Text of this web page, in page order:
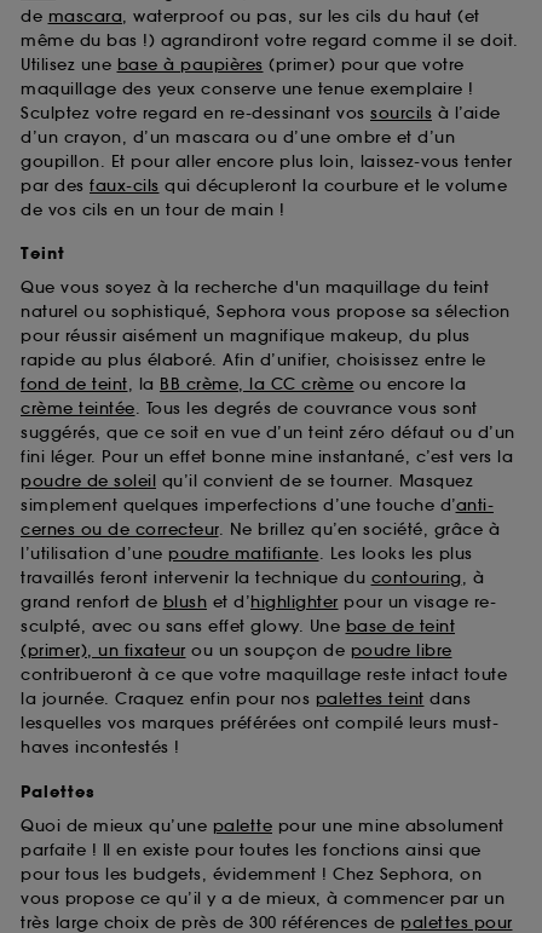
de mascara, waterproof ou pas, sur les cils du haut (et
même du bas !) agrandiront votre regard comme il se doit.
Utilisez une base à paupières (primer) pour que votre
maquillage des yeux conserve une tenue exemplaire !
Sculptez votre regard en re-dessinant vos sourcils à l’aide
d’un crayon, d’un mascara ou d’une ombre et d’un
goupillon. Et pour aller encore plus loin, laissez-vous tenter
par des faux-cils qui décupleront la courbure et le volume
de vos cils en un tour de main !
Teint
Que vous soyez à la recherche d'un maquillage du teint
naturel ou sophistiqué, Sephora vous propose sa sélection
pour réussir aisément un magnifique makeup, du plus
rapide au plus élaboré. Afin d’unifier, choisissez entre le
fond de teint, la BB crème, la CC crème ou encore la
crème teintée. Tous les degrés de couvrance vous sont
suggérés, que ce soit en vue d’un teint zéro défaut ou d’un
fini léger. Pour un effet bonne mine instantané, c’est vers la
poudre de soleil qu’il convient de se tourner. Masquez
simplement quelques imperfections d’une touche d’anti-
cernes ou de correcteur. Ne brillez qu’en société, grâce à
l’utilisation d’une poudre matifiante. Les looks les plus
travaillés feront intervenir la technique du contouring, à
grand renfort de blush et d’highlighter pour un visage re-
sculpté, avec ou sans effet glowy. Une base de teint
(primer), un fixateur ou un soupçon de poudre libre
contribueront à ce que votre maquillage reste intact toute
la journée. Craquez enfin pour nos palettes teint dans
lesquelles vos marques préférées ont compilé leurs must-
haves incontestés !
Palettes
Quoi de mieux qu’une palette pour une mine absolument
parfaite ! Il en existe pour toutes les fonctions ainsi que
pour tous les budgets, évidemment ! Chez Sephora, on
vous propose ce qu’il y a de mieux, à commencer par un
très large choix de près de 300 références de palettes pour